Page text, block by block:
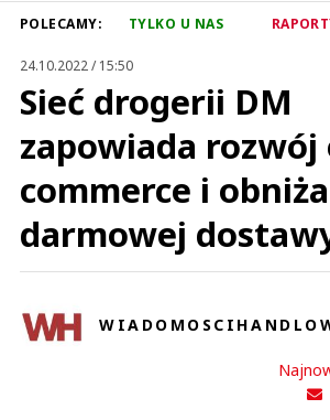
POLECAMY: TYLKO U NAS
24.10.2022 / 15:50
Sieć drogerii DM
zapowiada rozwój
commerce i
darmowej